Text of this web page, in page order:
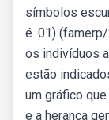
símbolos
é. 01)
os indivíduos
estão
um gráfico
e a herança